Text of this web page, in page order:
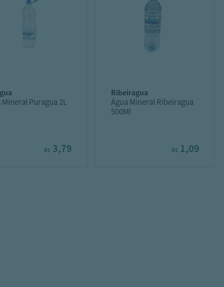
Mineral Puragua 2L
R$ 3,79
ribeiragua
Água Mineral Ribeiragua
500Ml
R$ 1,09